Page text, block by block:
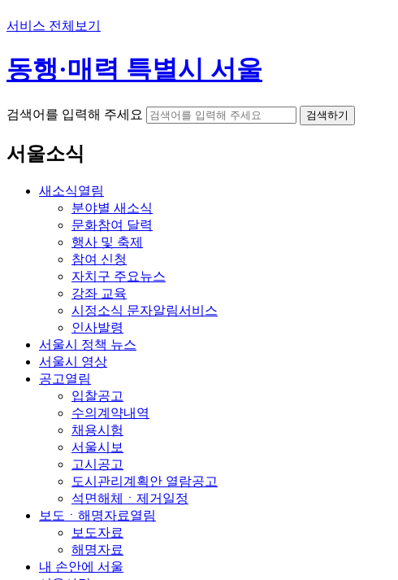
서비스 전체보기
동행·매력 특별시 서울
검색어를 입력해 주세요 검색하기
서울소식
새소식열림
분야별 새소식
문화참여 달력
행사 및 축제
참여 신청
자치구 주요뉴스
강좌 교육
시정소식 문자알림서비스
인사발령
서울시 정책 뉴스
서울시 영상
공고열림
입찰공고
수의계약내역
채용시험
서울시보
고시공고
도시관리계획안 열람공고
석면해체ㆍ제거일정
보도ㆍ해명자료열림
보도자료
해명자료
내 손안에 서울